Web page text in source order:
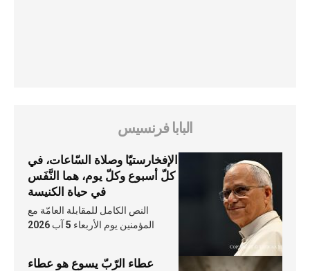
البابا فرنسيس
الإفخارستيّا وصلاة السّاعات، في
كلّ أسبوع وكلّ يوم، هما النَّفَس
في حياة الكنيسة
النص الكامل للمقابلة العامّة مع
المؤمنين يوم الأربعاء 5 آب 2026
عطاء الرّبّ يسوع هو عطاء